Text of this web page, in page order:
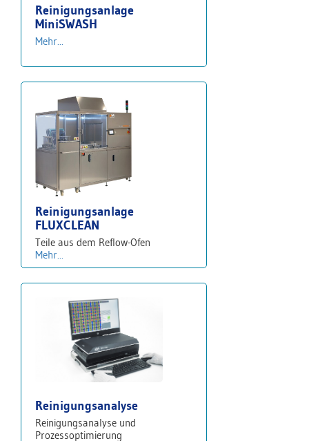
Reinigungsanlage
MiniSWASH
Mehr...
Reinigungsanlage
FLUXCLEAN
Teile aus dem Reflow-Ofen
Mehr...
Reinigungsanalyse
Reinigungsanalyse und
Prozessoptimierung